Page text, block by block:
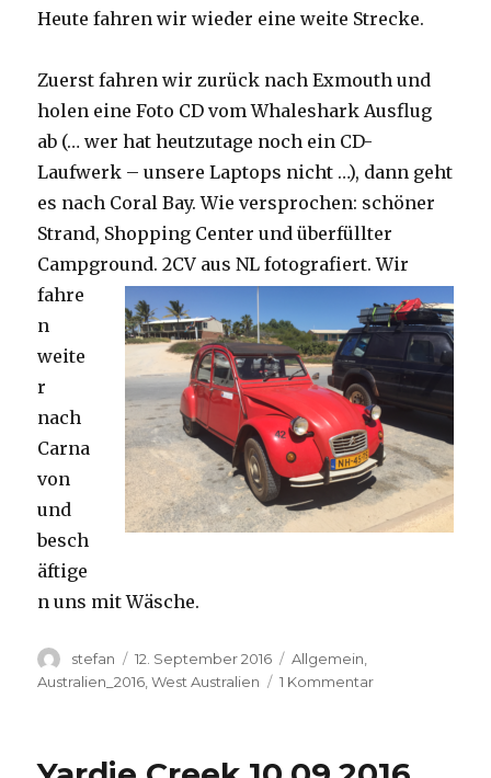
Heute fahren wir wieder eine weite Strecke.
Zuerst fahren wir zurück nach Exmouth und
holen eine Foto CD vom Whaleshark Ausflug
ab (… wer hat heutzutage noch ein CD-
Laufwerk – unsere Laptops nicht …), dann geht
es nach Coral Bay. Wie versprochen: schöner
Strand, Shopping Center und überfüllter
Campground.2CV aus NL fotografiert. Wir
fahre
n
weite
r
nach
Carna
von
und
besch
äftige
n uns mit Wäsche.
Autor
stefan
Veröffentlicht
am
12. September 2016 Kategorien
Allgemein
Australien_2016 ,West Australien 1 Kommentarzu